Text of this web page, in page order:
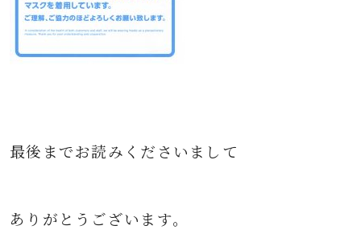
最後までお読みくださいまして
ありがとうございます。